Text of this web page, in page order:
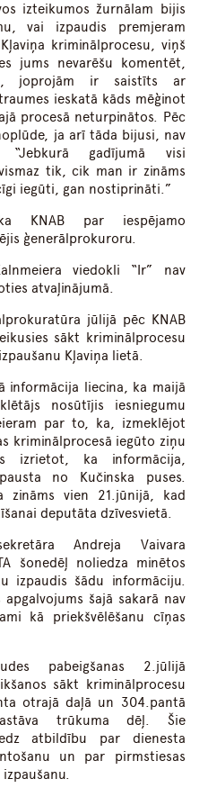
izteikumos žurnālam bijis
vai izpaudis premjeram
kriminālprocesu, viņš
jums nevarēšu komentēt,
joprojām ir saistīts ar
ieskatā kāds mēģinot
procesā neturpinātos. Pēc
ja arī tāda bijusi, nav
“Jebkurā gadījumā visi
tik, cik man ir zināms
iegūti, gan nostiprināti.”
KNAB par iespējamo
ģenerālprokuroru.
viedokli “Ir” nav
atvaļinājumā.
jūlijā pēc KNAB
sākt kriminālprocesu
Kļaviņa lietā.
informācija liecina, ka maijā
nosūtījis iesniegumu
par to, ka, izmeklējot
kriminālprocesā iegūto ziņu
izrietot, ka informācija,
no Kučinska puses.
vien 21.jūnijā, kad
deputāta dzīvesvietā.
Andreja Vaivara
šonedēļ noliedza minētos
izpaudis šādu informāciju.
šajā sakarā nav
kā priekšvēlēšanu cīņas
pabeigšanas 2.jūlijā
sākt kriminālprocesu
otrajā daļā un 304.pantā
trūkuma dēļ. Šie
atbildību par dienesta
un par pirmstiesas